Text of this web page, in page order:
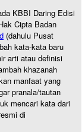
KBBI Daring Edisi
Cipta Badan
(dahulu Pusat
kata-kata baru
arti atau definisi
khazanah
manfaat yang
pranala/tautan
mencari kata dari
di